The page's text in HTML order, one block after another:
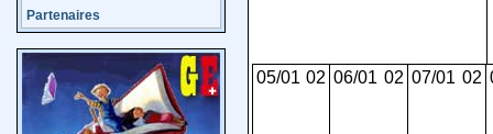
Partenaires
05/01 02 06/01 02 07/01 02